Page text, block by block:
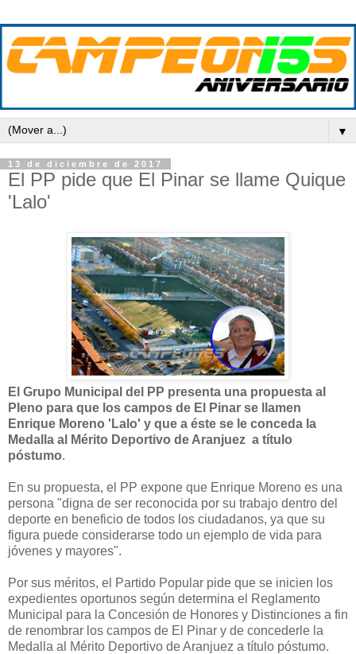
▼
13 de diciembre de 2017
El PP pide que El Pinar se llame Quique
'Lalo'
El Grupo Municipal del PP presenta una propuesta al
Pleno para que los campos de El Pinar se llamen
Enrique Moreno 'Lalo' y que a éste se le conceda la
Medalla al Mérito Deportivo de Aranjuez a título
póstumo.
En su propuesta, el PP expone que Enrique Moreno es una
persona "digna de ser reconocida por su trabajo dentro del
deporte en beneficio de todos los ciudadanos, ya que su
figura puede considerarse todo un ejemplo de vida para
jóvenes y mayores".
Por sus méritos, el Partido Popular pide que se inicien los
expedientes oportunos según determina el Reglamento
Municipal para la Concesión de Honores y Distinciones a fin
de renombrar los campos de El Pinar y de concederle la
Medalla al Mérito Deportivo de Aranjuez a título póstumo.